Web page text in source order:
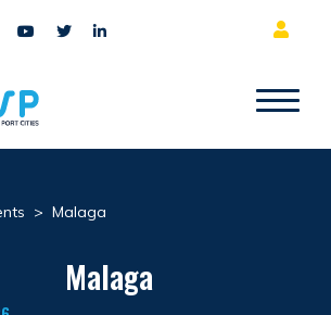
> Malaga
Malaga